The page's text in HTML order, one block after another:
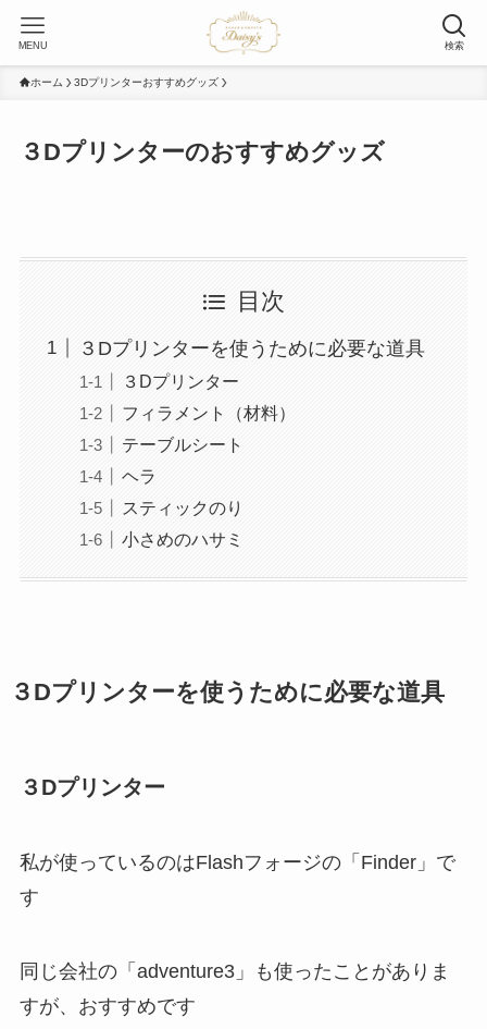
検索
MENU
ホーム 3Dプリンターおすすめグッズ
３Dプリンターのおすすめグッズ
目次
３Dプリンターを使うために必要な道具
３Dプリンター
フィラメント（材料）
テーブルシート
ヘラ
スティックのり
小さめのハサミ
３Dプリンターを使うために必要な道具
３Dプリンター
私が使っているのはFlashフォージの「Finder」で
す
同じ会社の「adventure3」も使ったことがありま
すが、おすすめです